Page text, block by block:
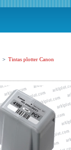
> Tintas plotter Canon